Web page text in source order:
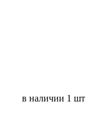
в наличии 1 шт